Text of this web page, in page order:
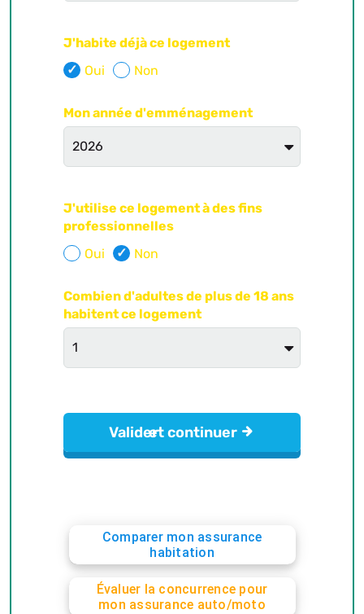
Comparer mon assurance
habitation
Évaluer la concurrence pour
mon assurance auto/moto